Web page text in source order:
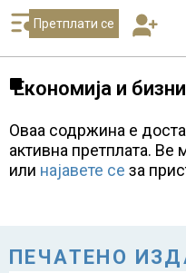
Претплати се
Економија и
Оваа содржина е
активна претплата. Ве
или најавете се за
ПЕЧАТЕНО